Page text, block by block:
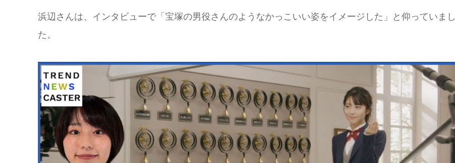
浜辺さんは、インタビューで「宝塚の男役さんのようなかっこいい姿をイメージした」と仰っていまし
た。